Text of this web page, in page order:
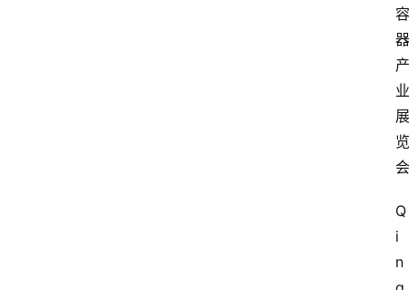
容
器
产
业
展
览
会
Q
i
n